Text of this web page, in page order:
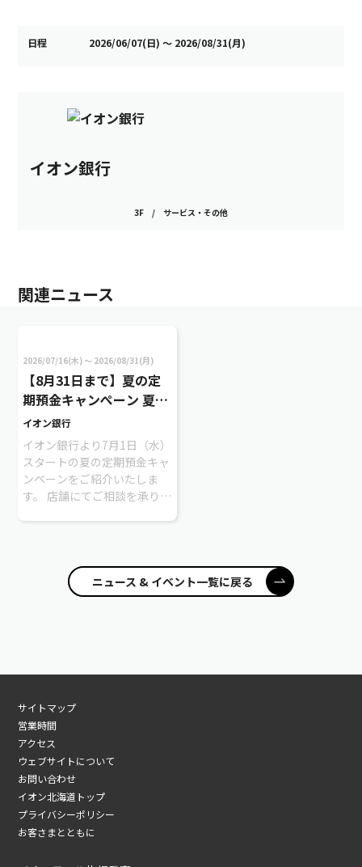
日程 2026/06/07(日) 〜 2026/08/31(月)
イオン銀行
3F / サービス・その他
関連ニュース
2026/07/16(木) 〜 2026/08/31(月)
【8月31日まで】夏の定
期預金キャンぺーン 夏の
定期預金キャンぺーン
イオン銀行
イオン銀行より7月1日（水）
スタートの夏の定期預金キャ
ンペーンをご紹介いたしま
す。 店舗にてご相談を承りま
ニュース & イベント一覧に戻る
サイトマップ
営業時間
アクセス
ウェブサイトについて
お問い合わせ
イオン北海道トップ
プライバシーポリシー
お客さまとともに